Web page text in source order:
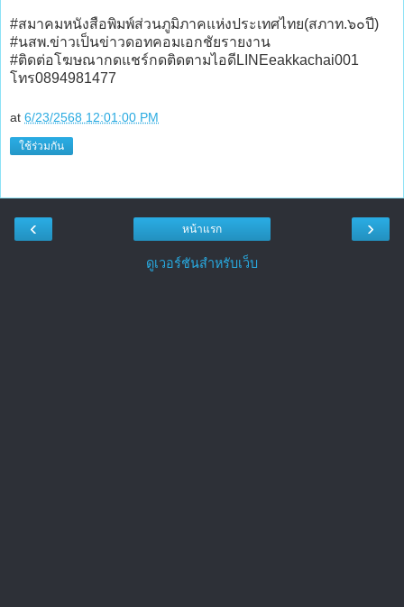
#สมาคมหนังสือพิมพ์ส่วนภูมิภาคแห่งประเทศไทย(สภาท.๖๐ปี)
#นสพ.ข่าวเป็นข่าวดอทคอมเอกชัยรายงาน
#ติดต่อโฆษณากดแชร์กดติดตามไอดีLINEeakkachai001
โทร0894981477
at 6/23/2568 12:01:00 PM
ใช้ร่วมกัน
‹ ›
หน้าแรก
ดูเวอร์ชันสำหรับเว็บ